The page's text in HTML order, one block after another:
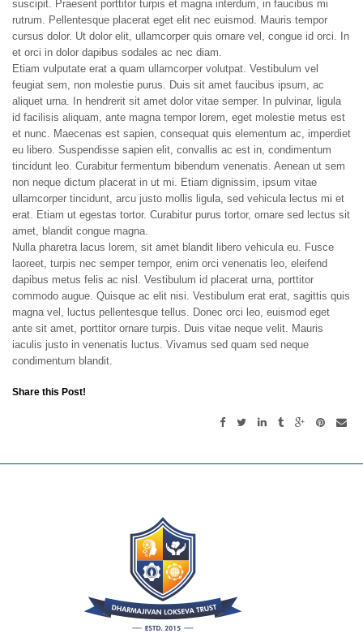
suscipit. Praesent porttitor turpis et magna interdum, in faucibus mi
rutrum. Pellentesque placerat eget elit nec euismod. Mauris tempor
cursus dolor. Ut dolor elit, ullamcorper quis ornare vel, congue id orci. In
et orci in dolor dapibus sodales ac nec diam.
Etiam vulputate erat a quam ullamcorper volutpat. Vestibulum vel
feugiat sem, non molestie purus. Duis sit amet faucibus ipsum, ac
aliquet urna. In hendrerit sit amet dolor vitae semper. In pulvinar, ligula
id facilisis aliquam, ante magna tempor lorem, eget molestie metus est
et nunc. Maecenas est sapien, consequat quis elementum ac, imperdiet
eu libero. Suspendisse sapien elit, convallis ac est in, condimentum
tincidunt leo. Curabitur fermentum bibendum venenatis. Aenean ut sem
non neque dictum placerat in ut mi. Etiam dignissim, ipsum vitae
ullamcorper tincidunt, arcu justo mollis ligula, sed vehicula lectus mi et
erat. Etiam ut egestas tortor. Curabitur purus tortor, ornare sed lectus sit
amet, blandit congue magna.
Nulla pharetra lacus lorem, sit amet blandit libero vehicula eu. Fusce
laoreet, turpis nec semper tempor, enim orci venenatis leo, eleifend
dapibus metus felis ac nisl. Vestibulum id placerat urna, porttitor
commodo augue. Quisque ac elit nisi. Vestibulum erat erat, sagittis quis
magna vel, luctus pellentesque tellus. Donec orci leo, euismod eget
ante sit amet, porttitor ornare turpis. Duis vitae neque velit. Mauris
iaculis justo in venenatis luctus. Vivamus sed quam sed neque
condimentum blandit.
Share this Post!